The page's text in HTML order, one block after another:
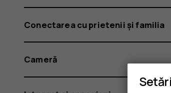
Conectarea cu prietenii și familia
Cameră